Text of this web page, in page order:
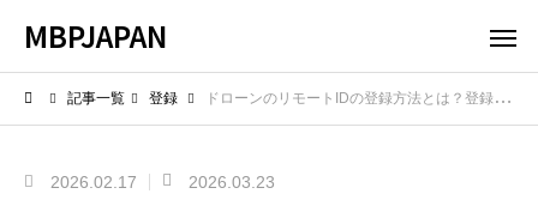
MBPJAPAN
記事一覧 登録 ドローンのリモートIDの登録方法とは？登録サイトでの手順と設定時の注意点を解説
2026.02.17 2026.03.23